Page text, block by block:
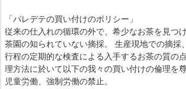
「パレデテの買い付けのポリシー」
従来の仕入れの循環の外で、希少なお茶を見つ
茶園の知られていない摘採。 生産現地での摘採
行程の定期的な検査による入手するお茶の質の
理方法に於いて以下の我々の買い付けの倫理を
児童労働、強制労働の禁止。